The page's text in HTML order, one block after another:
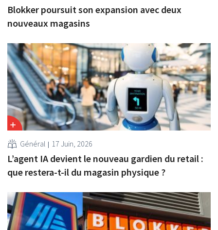
Blokker poursuit son expansion avec deux
nouveaux magasins
Général 17 Juin, 2026
L’agent IA devient le nouveau gardien du retail :
que restera-t-il du magasin physique ?